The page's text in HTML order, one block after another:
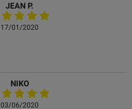
JEAN P.
17/01/2020
NIKO
03/06/2020